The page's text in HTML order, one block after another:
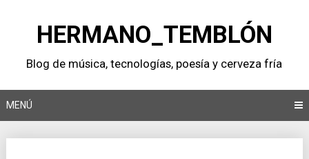
contenidoHERMANO_TEMBLÓN
Blog de música, tecnologí­as, poesí­a y cerveza frí­a
MENÚ